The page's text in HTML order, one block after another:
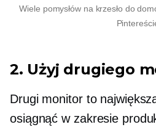
Wiele pomysłów na krzesło do
2. Użyj drugiego
Drugi monitor to
osiągnąć w zakresie